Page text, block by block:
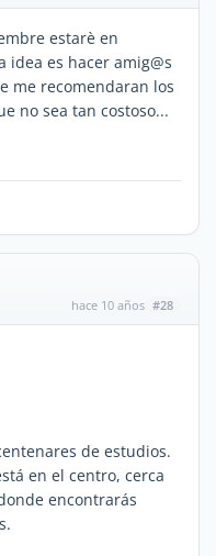
estarè en
idea es hacer amig@s
me recomendaran los
no sea tan costoso...
hace 10 años #28
de estudios.
en el centro, cerca
encontrarás